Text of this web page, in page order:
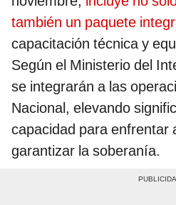
también un paquete
capacitación técnica y
Según el Ministerio del
se integrarán a las
Nacional, elevando
capacidad para enfrentar
garantizar la soberanía.